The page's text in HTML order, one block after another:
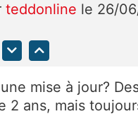
teddonline le 26/
mise à jour?
2 ans, mais